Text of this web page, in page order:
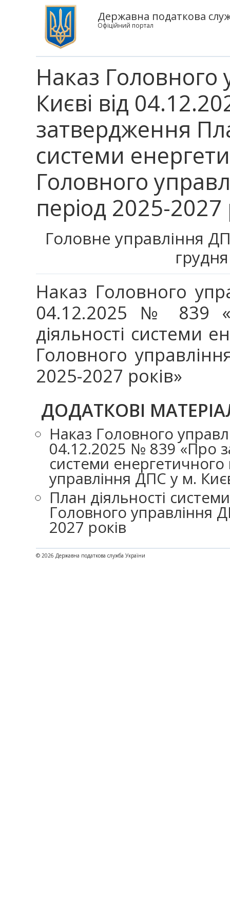
Державна податкова
Офіційний портал
Наказ
Києві від
затвердження
системи
Головного
період 2025-2027
Головне управління
Наказ Головного
04.12.2025 № 839
діяльності системи
Головного
2025-2027 років»
ДОДАТКОВІ
Наказ Головного
04.12.2025 № 839 «Про
системи
управління ДПС у м.
План діяльності
Головного управління
2027 років
© 2026 Державна податкова служба України